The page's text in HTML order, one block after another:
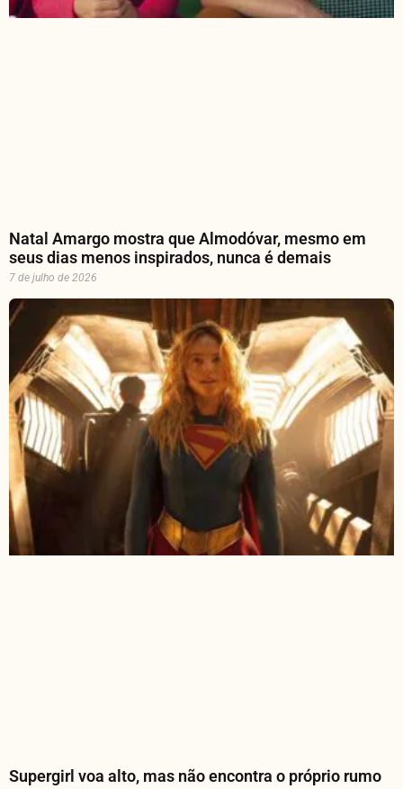
Natal Amargo mostra que Almodóvar, mesmo em
seus dias menos inspirados, nunca é demais
7 de julho de 2026
Supergirl voa alto, mas não encontra o próprio rumo